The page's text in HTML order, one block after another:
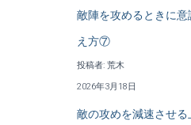
敵陣を攻めるときに
え方⑦
投稿者: 荒木
2026年3月18日
敵の攻めを減速させる